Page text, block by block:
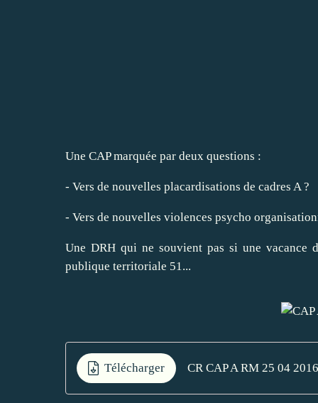
Une CAP marquée par deux questions :
- Vers de nouvelles placardisations de cadres A ?
- Vers de nouvelles violences psycho
Une DRH qui ne souvient pas si une vacance
publique territoriale 51...
Télécharger CR CAP A RM 25 04 2016